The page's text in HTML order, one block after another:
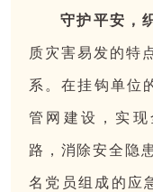
守护平安，
质灾害易发的特
系。在挂钩单位
管网建设，实
路，消除安全隐
名党员组成的应